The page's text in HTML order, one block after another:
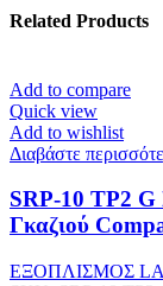
Related Products
Add to compare
Quick view
Add to wishlist
Διαβάστε
SRP-10 TP2 G
Γκαζιού
ΕΞΟΠΛΙΣΜΟΣ